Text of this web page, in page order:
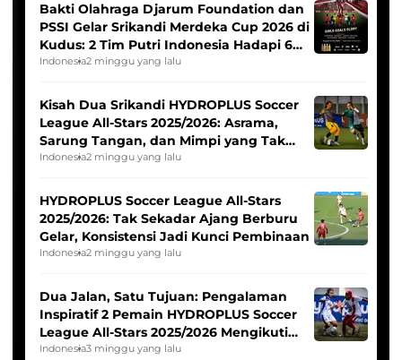
Bakti Olahraga Djarum Foundation dan
PSSI Gelar Srikandi Merdeka Cup 2026 di
Kudus: 2 Tim Putri Indonesia Hadapi 6
Tim Asia
Indonesia2 minggu yang lalu
Kisah Dua Srikandi HYDROPLUS Soccer
League All-Stars 2025/2026: Asrama,
Sarung Tangan, dan Mimpi yang Tak
Pernah Padam
Indonesia2 minggu yang lalu
HYDROPLUS Soccer League All-Stars
2025/2026: Tak Sekadar Ajang Berburu
Gelar, Konsistensi Jadi Kunci Pembinaan
Indonesia2 minggu yang lalu
Dua Jalan, Satu Tujuan: Pengalaman
Inspiratif 2 Pemain HYDROPLUS Soccer
League All-Stars 2025/2026 Mengikuti
Seleksi Timnas Indonesia Putri
Indonesia3 minggu yang lalu